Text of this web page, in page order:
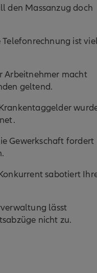
den Massanzug doch
ist
Arbeitnehmer macht
geltend.
Gewerkschaft fordert
sabotiert
lässt
nicht zu.